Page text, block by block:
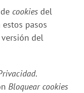
cookies del
estos pasos
del
.
Bloquear cookies